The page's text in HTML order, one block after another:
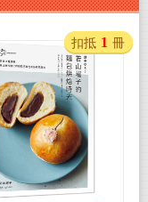
扣抵 1 冊